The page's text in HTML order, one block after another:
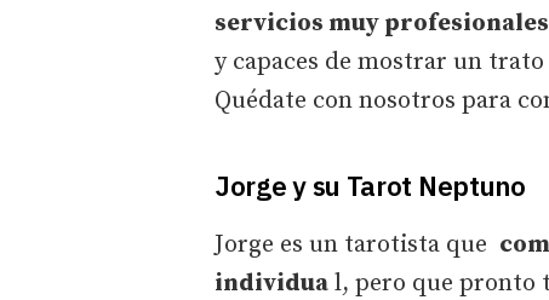
servicios muy profesionales
y capaces de mostrar un
Quédate con nosotros para
Jorge y su Tarot Neptuno
Jorge es un tarotista que
individua l, pero que pronto